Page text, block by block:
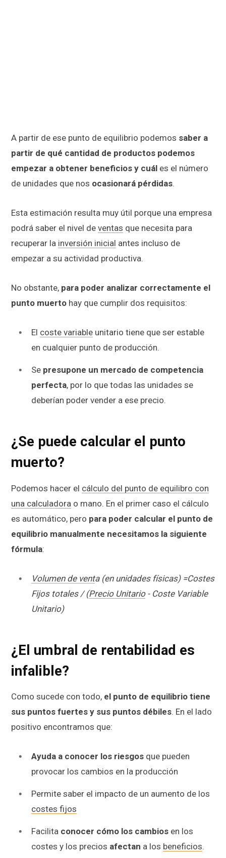
A partir de ese punto de equilibrio podemos saber a
partir de qué cantidad de productos podemos
empezar a obtener beneficios y cuál es el número
de unidades que nos ocasionará pérdidas.
Esta estimación resulta muy útil porque una empresa
podrá saber el nivel de ventas que necesita para
recuperar la inversión inicial antes incluso de
empezar a su actividad productiva.
No obstante, para poder analizar correctamente el
punto muerto hay que cumplir dos requisitos:
El coste variable unitario tiene que ser estable
en cualquier punto de producción.
Se presupone un mercado de competencia
perfecta, por lo que todas las unidades se
deberían poder vender a ese precio.
¿Se puede calcular el punto
muerto?
Podemos hacer el cálculo del punto de equilibro con
una calculadora o mano. En el primer caso el cálculo
es automático, pero para poder calcular el punto de
equilibrio manualmente necesitamos la siguiente
fórmula:
Volumen de venta (en unidades físicas) =Costes
Fijos totales / (Precio Unitario- Coste Variable
Unitario)
¿El umbral de rentabilidad es
infalible?
Como sucede con todo, el punto de equilibrio tiene
sus puntos fuertes y sus puntos débiles. En el lado
positivo encontramos que:
Ayuda a conocer los riesgos que pueden
provocar los cambios en la producción
Permite saber el impacto de un aumento de los
costes fijos
Facilita conocer cómo los cambios en los
costes y los precios afectan a los beneficios.